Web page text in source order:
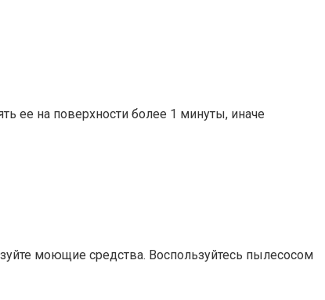
ее на поверхности более 1 минуты, иначе
моющие средства. Воспользуйтесь пылесосом